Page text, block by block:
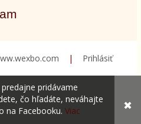
| Prihlásiť
pridávame
čo hľadáte, neváhajte
na Facebooku. Viac
✖